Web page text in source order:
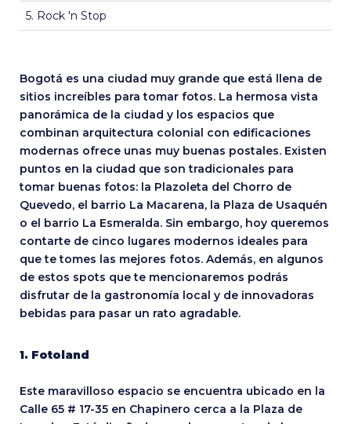
5. Rock 'n Stop
Bogotá es una ciudad muy grande que está llena de
sitios increíbles para tomar fotos. La hermosa vista
panorámica de la ciudad y los espacios que
combinan arquitectura colonial con edificaciones
modernas ofrece unas muy buenas postales. Existen
puntos en la ciudad que son tradicionales para
tomar buenas fotos: la Plazoleta del Chorro de
Quevedo, el barrio La Macarena, la Plaza de Usaquén
o el barrio La Esmeralda. Sin embargo, hoy queremos
contarte de cinco lugares modernos ideales para
que te tomes las mejores fotos. Además, en algunos
de estos spots que te mencionaremos podrás
disfrutar de la gastronomía local y de innovadoras
bebidas para pasar un rato agradable.
1. Fotoland
Este maravilloso espacio se encuentra ubicado en la
Calle 65 # 17-35 en Chapinero cerca a la Plaza de